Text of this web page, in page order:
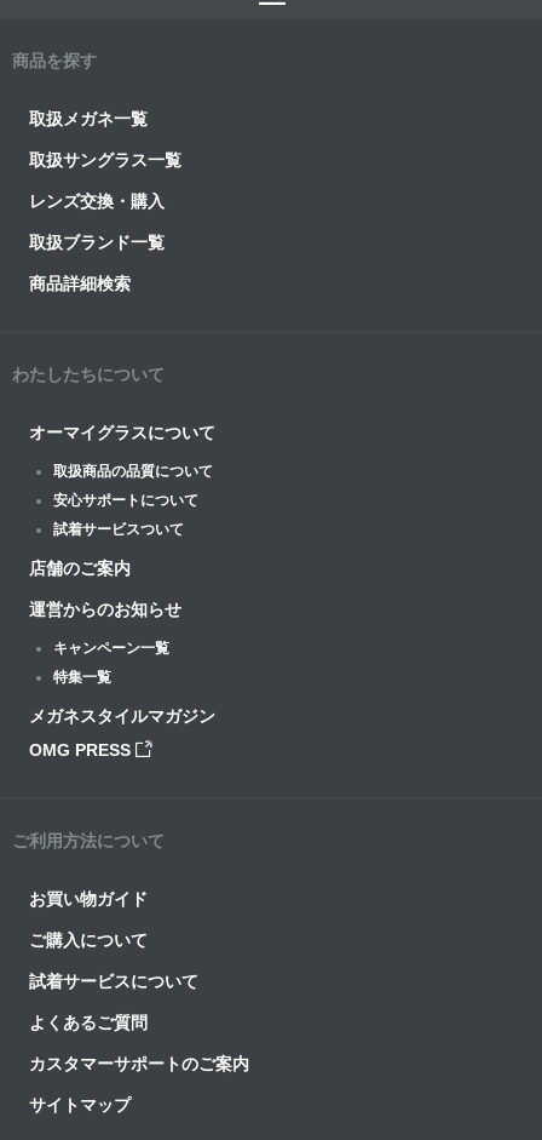
商品を探す
取扱メガネ一覧
取扱サングラス一覧
レンズ交換・購入
取扱ブランド一覧
商品詳細検索
わたしたちについて
オーマイグラスについて
取扱商品の品質について
安心サポートについて
試着サービスついて
店舗のご案内
運営からのお知らせ
キャンペーン一覧
特集一覧
メガネスタイルマガジン
OMG PRESS
ご利用方法について
お買い物ガイド
ご購入について
試着サービスについて
よくあるご質問
カスタマーサポートのご案内
サイトマップ